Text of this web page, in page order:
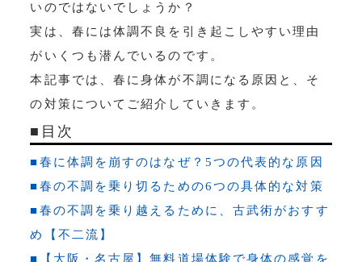
いのではないでしょうか？
実は、春には体調不良を引き起こしやすい理由
がいくつも潜んでいるのです。
本記事では、春に身体が不調になる原因と、そ
の対策についてご紹介していきます。
■目次
■春に体調を崩すのはなぜ？5つの代表的な原因
■春の不調を乗り切るための6つの具体的な対策
■春の不調を乗り越えるために、古武術がおすす
め【不二流】
■【大阪・名古屋】無料道場体験で身体の感覚を